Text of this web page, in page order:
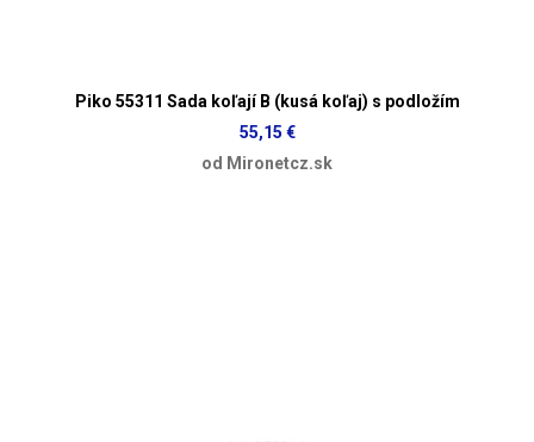
Piko 55311 Sada koľají B (kusá koľaj) s podložím
55,15 €
od Mironetcz.sk